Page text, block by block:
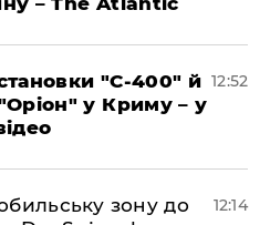
"С-400" й
у Криму – у
12:52
зону до
12:14